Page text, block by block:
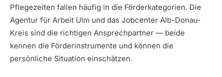
Pflegezeiten fallen häufig in die Förderkategorien. Die
Agentur für Arbeit Ulm und das Jobcenter Alb-Donau-
Kreis sind die richtigen Ansprechpartner — beide
kennen die Förderinstrumente und können die
persönliche Situation einschätzen.